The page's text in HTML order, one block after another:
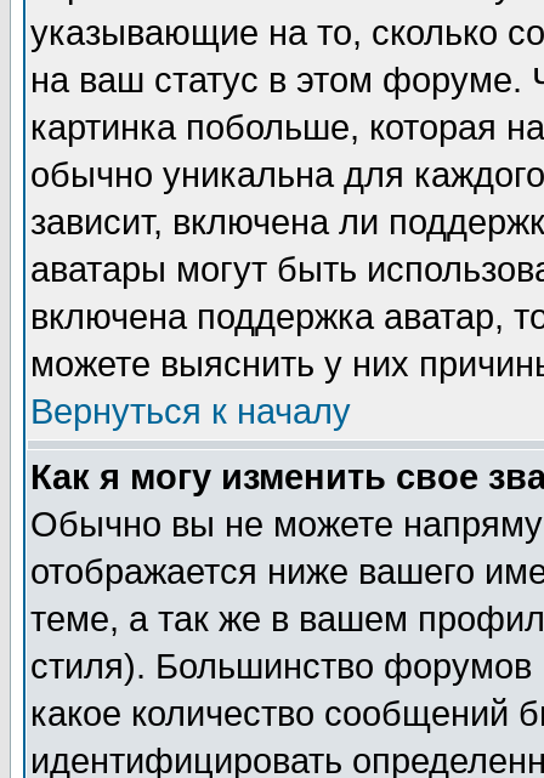
указывающие на то, сколько
на ваш статус в этом форуме.
картинка побольше, которая
обычно уникальна для
зависит, включена ли
аватары могут быть
включена поддержка аватар,
можете выяснить у них
Вернуться к началу
Как я могу изменить свое
Обычно вы не можете
отображается ниже вашего
теме, а так же в вашем
стиля). Большинство форумов
какое количество сообщений
идентифицировать